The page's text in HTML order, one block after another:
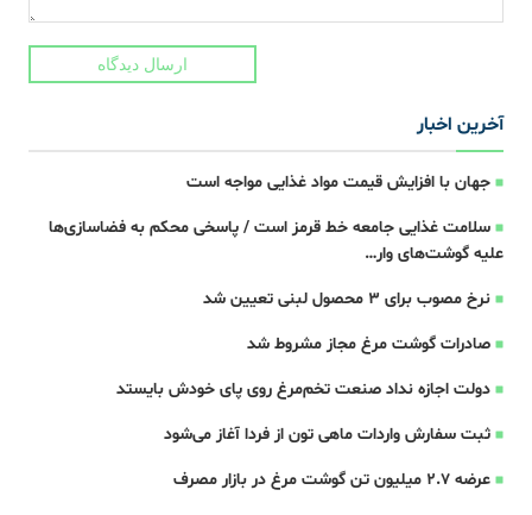
ارسال دیدگاه
آخرین اخبار
جهان با افزایش قیمت مواد غذایی مواجه است
سلامت غذایی جامعه خط قرمز است / پاسخی محکم به فضاسازی‌ها
علیه گوشت‌های وار…
نرخ مصوب برای ۳ محصول لبنی تعیین شد
صادرات گوشت مرغ مجاز مشروط شد
دولت اجازه نداد صنعت تخم‌مرغ روی پای خودش بایستد
ثبت سفارش واردات ماهی تون از فردا آغاز می‌شود
عرضه ۲.۷ میلیون تن گوشت مرغ در بازار مصرف